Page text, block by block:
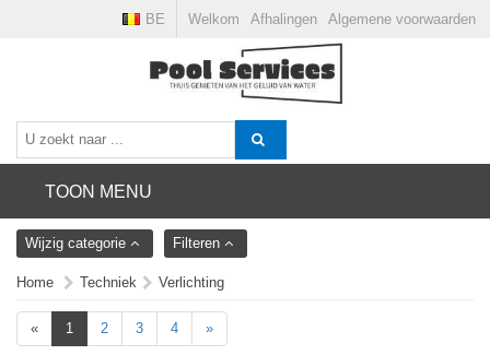
Welkom Afhalingen Algemene voorwaarden
BE
TOON MENU
Wijzig categorie Filteren
Home Techniek Verlichting
« 1 2 3 4 »